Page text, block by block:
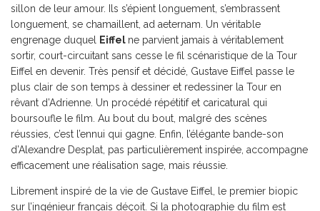
sillon de leur amour. Ils s’épient longuement, s’embrassent
longuement, se chamaillent, ad aeternam. Un véritable
engrenage duquel Eiffel ne parvient jamais à véritablement
sortir, court-circuitant sans cesse le fil scénaristique de la Tour
Eiffel en devenir. Très pensif et décidé, Gustave Eiffel passe le
plus clair de son temps à dessiner et redessiner la Tour en
rêvant d’Adrienne. Un procédé répétitif et caricatural qui
boursoufle le film. Au bout du bout, malgré des scènes
réussies, c’est l’ennui qui gagne. Enfin, l’élégante bande-son
d’Alexandre Desplat, pas particulièrement inspirée, accompagne
efficacement une réalisation sage, mais réussie.
Librement inspiré de la vie de Gustave Eiffel, le premier biopic
sur l’ingénieur français déçoit. Si la photographie du film est